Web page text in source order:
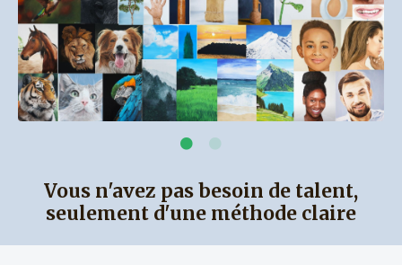
Vous n'avez pas besoin de talent,
seulement d'une méthode claire